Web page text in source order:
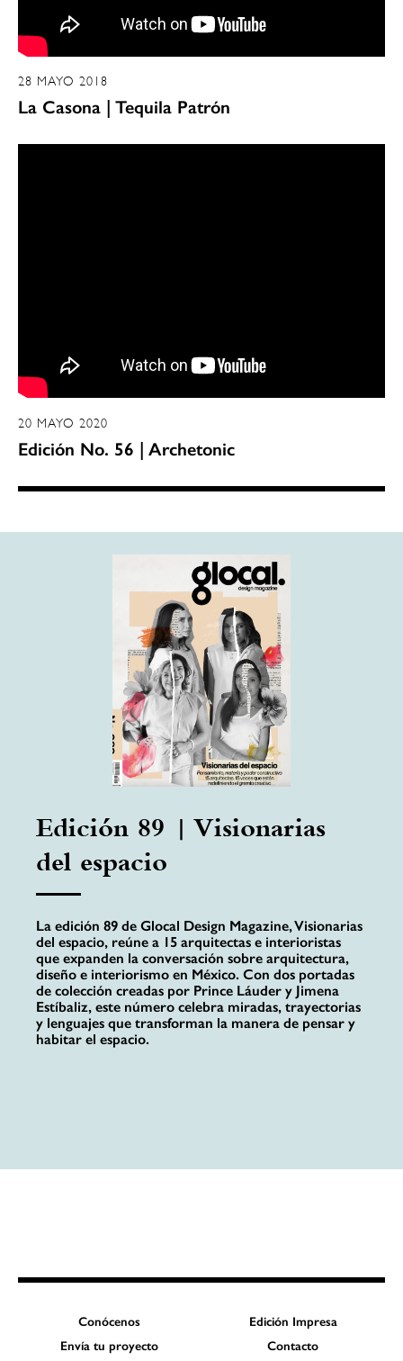
28 MAYO 2018
La Casona | Tequila Patrón
20 MAYO 2020
Edición No. 56 | Archetonic
Edición 89 | Visionarias
del espacio
La edición 89 de Glocal Design Magazine, Visionarias
del espacio, reúne a 15 arquitectas e interioristas
que expanden la conversación sobre arquitectura,
diseño e interiorismo en México. Con dos portadas
de colección creadas por Prince Láuder y Jimena
Estíbaliz, este número celebra miradas, trayectorias
y lenguajes que transforman la manera de pensar y
habitar el espacio.
Conócenos
Edición Impresa
Envía tu proyecto
Contacto